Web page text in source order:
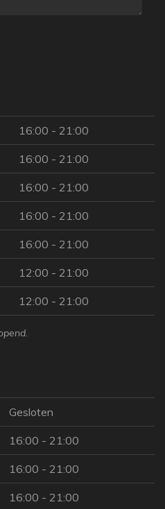
16:00 - 21:00
16:00 - 21:00
16:00 - 21:00
16:00 - 21:00
16:00 - 21:00
12:00 - 21:00
12:00 - 21:00
Gesloten
16:00 - 21:00
16:00 - 21:00
16:00 - 21:00